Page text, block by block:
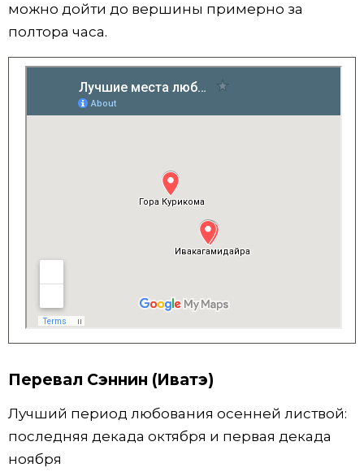
можно дойти до вершины примерно за
полтора часа.
Перевал Сэннин (Иватэ)
Лучший период любования осенней листвой:
последняя декада октября и первая декада
ноября